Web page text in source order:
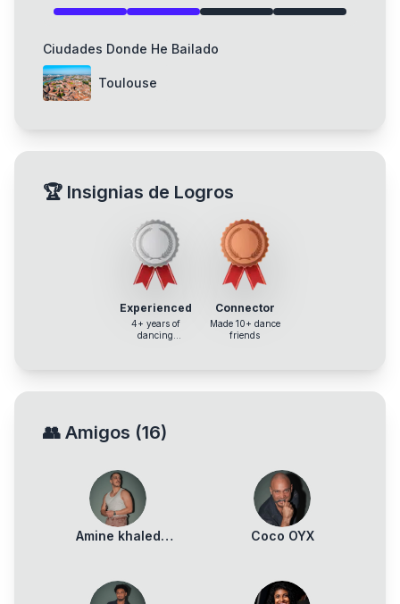
Ciudades Donde He Bailado
Toulouse
🏆 Insignias de Logros
Experienced
4+ years of
dancing
Connector
Made 10+ dance
friends
👥 Amigos (16)
Amine khaled
Coco OYX